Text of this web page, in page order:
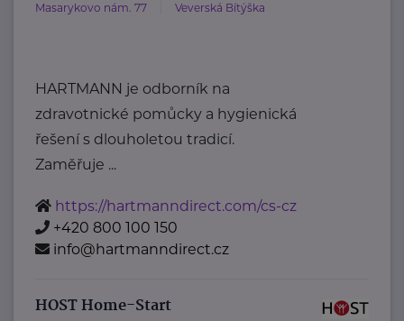
Masarykovo nám. 77 Veverská Bítýška
HARTMANN je odborník na
zdravotnické pomůcky a hygienická
řešení s dlouholetou tradicí.
Zaměřuje ...
https://hartmanndirect.com/cs-cz
+420 800 100 150
info@hartmanndirect.cz
HOST Home-Start